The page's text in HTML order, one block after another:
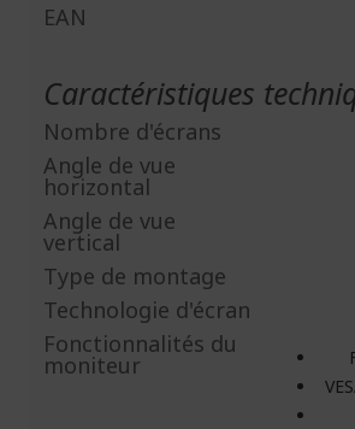
EAN
Caractéristiques
Nombre d'écrans
Angle de vue
horizontal
Angle de vue
vertical
Type de montage
Technologie d'écran
Fonctionnalités du
moniteur